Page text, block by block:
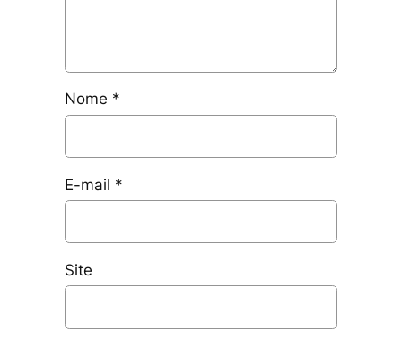
Nome *
E-mail *
Site